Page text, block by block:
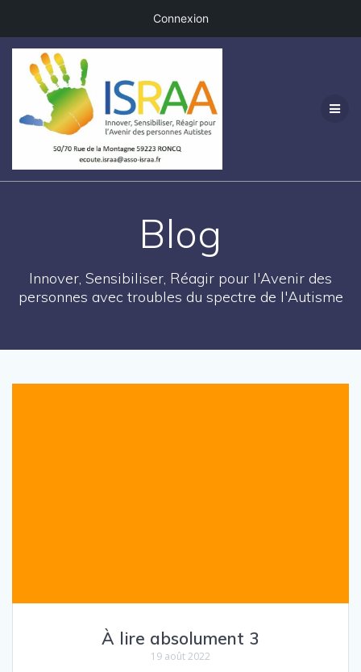
Connexion
Passer
contenu
Blog
Innover, Sensibiliser, Réagir pour l'Avenir des
personnes avec troubles du spectre de l'Autisme
À lire absolument 3
19 août 2022